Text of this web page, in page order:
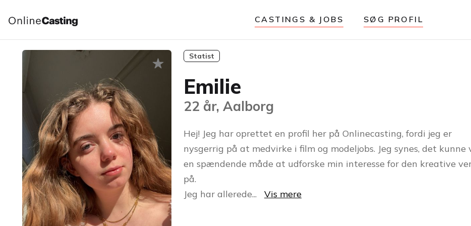
CASTINGS & JOBS SØG PROFIL
Statist
Emilie
22 år, Aalborg
Hej! Jeg har oprettet en profil her på Onlinecasting, fordi jeg er
nysgerrig på at medvirke i film og modeljobs. Jeg synes, det kunne
en spændende måde at udforske min interesse for den kreative
på.
Jeg har allerede... Vis mere